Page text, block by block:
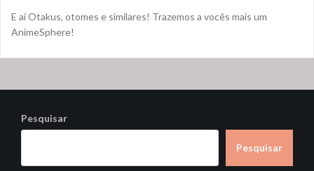
E aí Otakus, otomes e similares! Trazemos a vocês mais um
AnimeSphere!
Pesquisar
Pesquisar